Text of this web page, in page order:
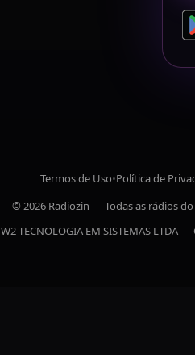
Termos de Uso•Política de
© 2026 Radiozin — Todas as rádios
W2 TECNOLOGIA EM SISTEMAS LTDA